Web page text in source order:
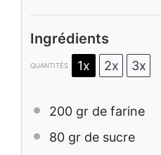
Ingrédients
QUANTITÉS 1x 2x 3x
200 gr de farine
80 gr de sucre